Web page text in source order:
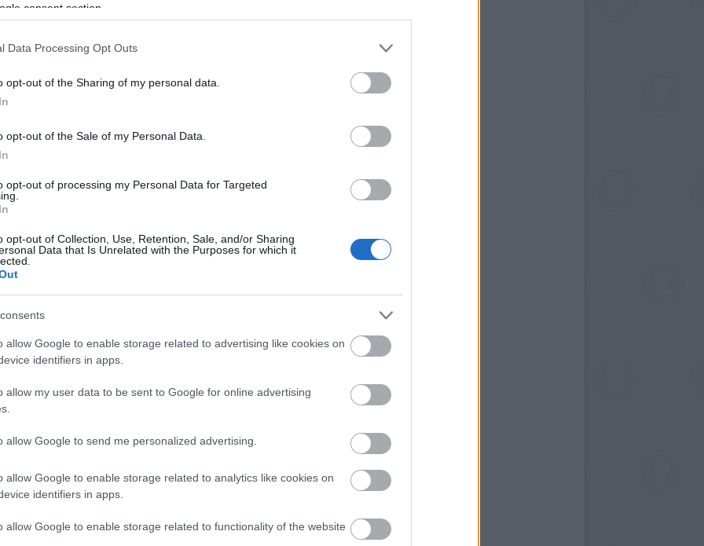
consent section.
Data Processing Opt Outs
opt-out of the Sharing of my personal data.
opt-out of the Sale of my Personal Data.
opt-out of processing my Personal Data for Targeted
opt-out of Collection, Use, Retention, Sale, and/or Sharing
Data that Is Unrelated with the Purposes for which it
allow Google to enable storage related to advertising like cookies on
identifiers in apps.
allow my user data to be sent to Google for online advertising
allow Google to send me personalized advertising.
allow Google to enable storage related to analytics like cookies on
identifiers in apps.
allow Google to enable storage related to functionality of the website
elsőként a Pesti Vigadóban tekinthetők meg élő
House előadásai, többek között
produkciókkal találkozhatnak a Vigadóba
Erwin Schrott-tal, a Borisz Godunov Bryn
aGiselleés aLammermoori Lucia.
és bérletek válthatók április 27-től a Pesti
oldalon.
magyarországi forgalmazója a
és Júlia
/ Egy faun délutánja / Csajkovszkij pas de deux
diótörő
Ashton: A két galamb
Godunov